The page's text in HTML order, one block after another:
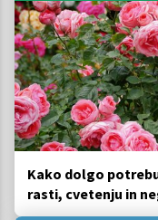
Kako dolgo
rasti, cvetenju in